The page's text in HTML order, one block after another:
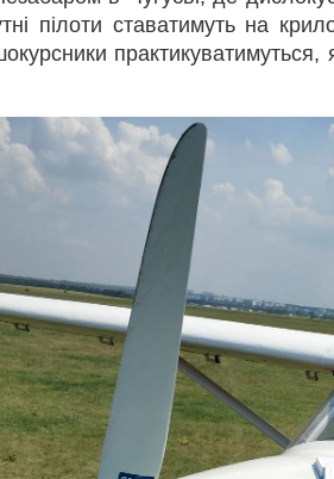
пілоти ставатимуть на